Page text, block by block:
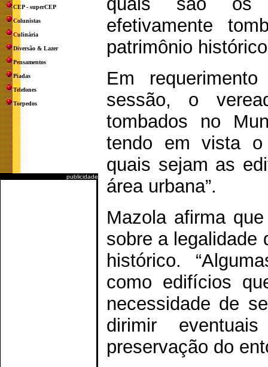
CEP - superCEP
Colunistas
Culinária
Diversão & Lazer
Pensamentos
Piadas
Telefones
Torpedos
publicidade
efetivamente
patrimônio
Em
sessão, o
tombados no
tendo em vista o
quais sejam as
área urbana”.
Mazola afirma
sobre a legalidade
histórico.
como edifícios
necessidade de
dirimir
preservação do